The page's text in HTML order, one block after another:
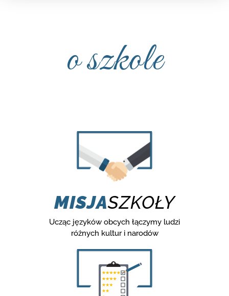
o szkole
MISJASZKOŁY
Ucząc języków obcych łączymy ludzi
różnych kultur i narodów